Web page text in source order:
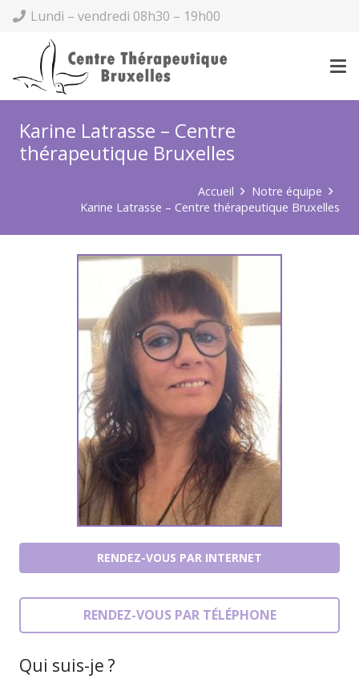
Lundi – vendredi 08h30 – 19h00
Karine Latrasse – Centre
thérapeutique Bruxelles
Accueil
Notre équipe
Karine Latrasse – Centre thérapeutique Bruxelles
RENDEZ-VOUS PAR INTERNET
RENDEZ-VOUS PAR TÉLÉPHONE
Qui suis-je ?